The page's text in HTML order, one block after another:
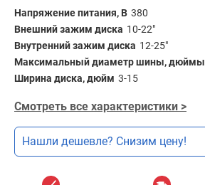
Напряжение питания, В 380
Внешний зажим диска 10-22"
Внутренний зажим диска 12-25"
Максимальный диаметр шины, дюймы
Ширина диска, дюйм 3-15
Смотреть все характеристики >
Нашли дешевле? Снизим цену!